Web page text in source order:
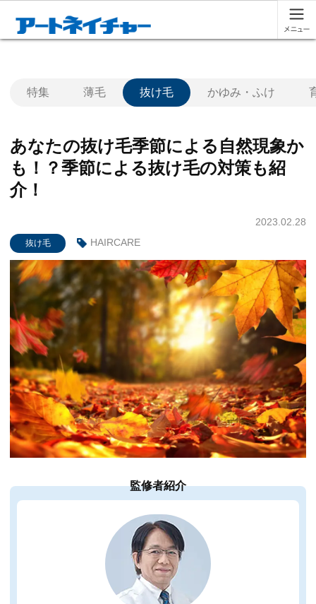
特集 薄毛 抜け毛 かゆみ・ふけ
あなたの抜け毛季節による自然現象か
も！？季節による抜け毛の対策も紹
介！
抜け毛 HAIRCARE
2023.02.28
監修者紹介